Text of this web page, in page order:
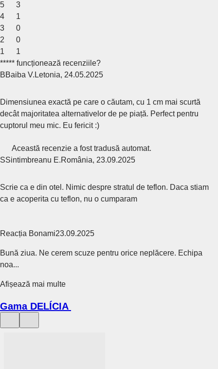
5
3
4
1
3
0
2
0
1
1
***** funcționează recenziile?
BBaiba V. Letonia, 24.05.2025
Dimensiunea exactă pe care o căutam, cu 1 cm mai scurtă
decât majoritatea alternativelor de pe piață. Perfect pentru
cuptorul meu mic. Eu fericit :)
Această recenzie a fost tradusă automat.
SSintimbreanu E.România, 23.09.2025
Scrie ca e din otel. Nimic despre stratul de teflon. Daca stiam
ca e acoperita cu teflon, nu o cumparam
Reacția Bonami23.09.2025
Bună ziua. Ne cerem scuze pentru orice neplăcere. Echipa
noa...
Afișează mai multe
Gama DELÍCIA